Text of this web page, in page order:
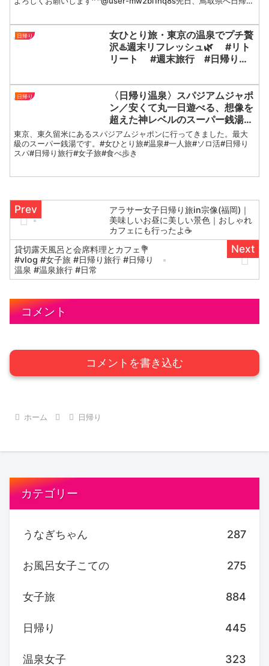
鳥取砂丘コナン空港
日帰り
女ひとり旅・東京の温泉でプチ贅
沢♨️週末リフレッシュ🌿 #リト
リート #週末旅行 #日帰り旅
旅 #プチ贅沢 #温泉 #旅行
vlog #リモートワーク #カフェ
巡り
日帰り
〈日帰り温泉〉スパジアムジャポ
ン／安くて丸一日遊べる、想像を
超えた神レベルのスーパー銭湯だ
った！
東京、東久留米にあるスパジアムジャポンに行ってきました。最大
級のスーパー銭湯です。#女ひとり旅#温泉#一人旅#ソロ活#日帰り
スパ#日帰り旅行#女子旅#食べ歩き
アラサー女子日帰り旅in宗像(福岡)｜
美味しいお昼に美しい景色｜おしゃれ
カフェにも行ったよ☕️
貸切露天風呂と会席料理とカフェ💐
#vlog #女子旅 #日帰り旅行 #日帰り
温泉 #温泉旅行 #日常
コメント
コメントを書き込む
ホーム 日帰り
カテゴリー
うなぎちゃん 287
お風呂女子こての 275
女子旅 884
日帰り 445
温泉女子 323